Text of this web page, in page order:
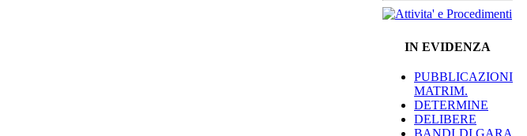
IN EVIDENZA
PUBBLICAZIONI
MATRIM.
DETERMINE
DELIBERE
BANDI DI GARA